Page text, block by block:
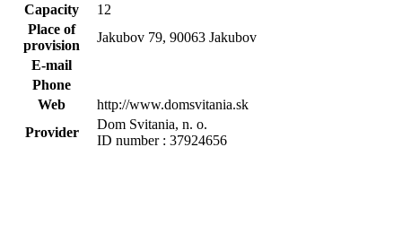
Capacity
12
Place of
provision
Jakubov 79, 90063 Jakubov
E-mail
Phone
Web
http://www.domsvitania.sk
Provider
Dom Svitania, n. o.
ID number : 37924656